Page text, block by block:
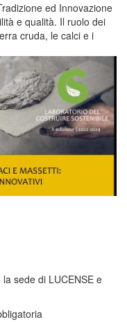
ed Innovazione
e qualità. Il ruolo dei
cruda, le calci e i
sede di LUCENSE e